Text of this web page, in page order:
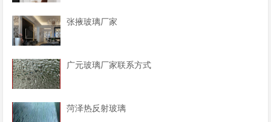
张掖玻璃厂家
广元玻璃厂家联系方式
菏泽热反射玻璃